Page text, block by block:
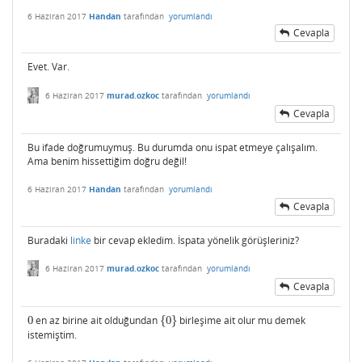
6 Haziran 2017 Handan tarafından yorumlandı
Cevapla
Evet. Var.
6 Haziran 2017 murad.ozkoc tarafından yorumlandı
Cevapla
Bu ifade doğrumuymuş. Bu durumda onu ispat etmeye çalışalım.
Ama benim hissettiğim doğru değil!
6 Haziran 2017 Handan tarafından yorumlandı
Cevapla
Buradaki linke bir cevap ekledim. İspata yönelik görüşleriniz?
6 Haziran 2017 murad.ozkoc tarafından yorumlandı
Cevapla
0
0en az birine ait olduğundan {0}
{0} birleşime ait olur mu demek
istemiştim.